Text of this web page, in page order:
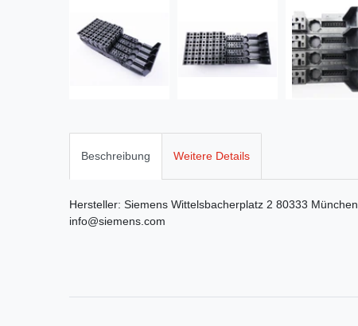
Beschreibung Weitere Details
Hersteller: Siemens Wittelsbacherplatz 2 80333 München
info@siemens.com